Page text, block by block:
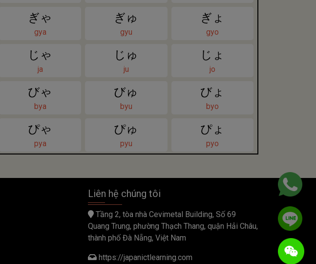
ぎゃ
gya
ぎゅ
gyu
ぎょ
gyo
じゃ
ja
じゅ
ju
じょ
jo
びゃ
bya
びゅ
byu
びょ
byo
ぴゃ
pya
ぴゅ
pyu
ぴょ
pyo
Liên hệ chúng tôi
Tầng 2, tòa nhà Cevimetal Building, Số 69
Quang Trung, phường Thạch Thang, quận Hải Châu,
thành phố Đà Nẵng, Việt Nam
https://japanictlearning.com